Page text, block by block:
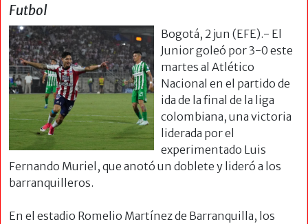
Futbol
Bogotá, 2 jun (EFE).- El
Junior goleó por 3-0 este
martes al Atlético
Nacional en el partido de
ida de la final de la liga
colombiana, una victoria
liderada por el
experimentado Luis
Fernando Muriel, que anotó un doblete y lideró a los
barranquilleros.
En el estadio Romelio Martínez de Barranquilla, los